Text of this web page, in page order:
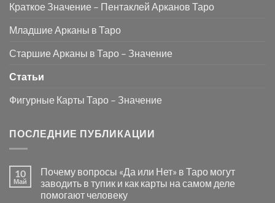
Краткое Значение – Пентаклей Арканов Таро
Младшие Арканы в Таро
Старшие Арканы в Таро – Значение
Статьи
Фигурные Карты Таро – Значение
ПОСЛЕДНИЕ ПУБЛИКАЦИИ
10
Май
Почему вопросы «Да или Нет» в Таро могут
заводить в тупик и как карты на самом деле
помогают человеку